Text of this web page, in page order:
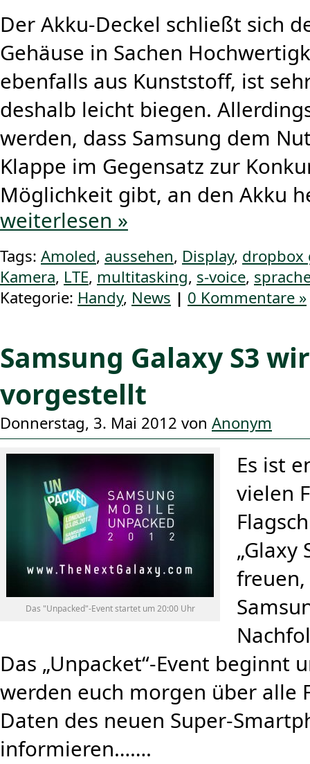
Der Akku-Deckel schließt sich
Gehäuse in Sachen
ebenfalls aus Kunststoff, ist
deshalb leicht biegen.
werden, dass Samsung dem
Klappe im Gegensatz zur
Möglichkeit gibt, an den Akku
weiterlesen »
Tags: Amoled, aussehen, Display, dropbox
Kamera, LTE, multitasking, s-voice,
Kategorie: Handy, News | 0 Kommentare »
Samsung Galaxy S3
vorgestellt
Donnerstag, 3. Mai 2012 von Anonym
Das "Unpacked"-Event startet um 20:00 Uhr
Es ist
vielen
„Glaxy
Das „Unpacket“-Event beginnt
werden euch morgen über alle
Daten des neuen Super-
informieren…….